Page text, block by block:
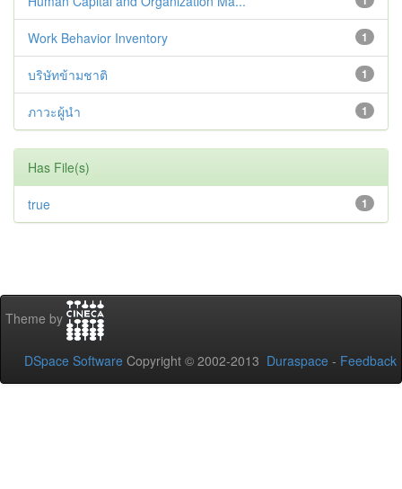
1
Work Behavior Inventory
1
บริษัทข้ามชาติ
1
ภาวะผู้นำ
Has File(s)
1
true
Theme by
DSpace Software Copyright © 2002-2013 Duraspace - Feedback